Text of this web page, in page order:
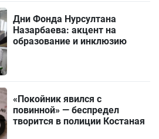
Дни Фонда Нурсултана
Назарбаева: акцент на
образование и инклюзию
«Покойник явился с
повинной» — беспредел
творится в полиции Костаная